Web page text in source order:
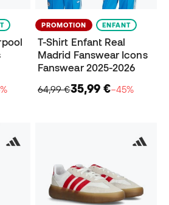
PROMOTION ENFANT
T-Shirt Enfant Real
Madrid Fanswear Icons
Fanswear 2025-2026
64,99 €35,99 €−45%